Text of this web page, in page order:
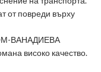
от повреди върху
ВАНАДИЕВА
високо качество.